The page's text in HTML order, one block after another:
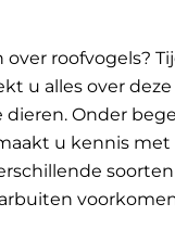
roofvogels?
u alles over deze
Onder
u kennis met